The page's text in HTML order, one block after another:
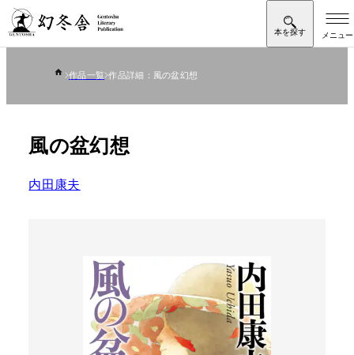
作品一覧 作品詳細：風の盆幻想
風の盆幻想
内田康夫